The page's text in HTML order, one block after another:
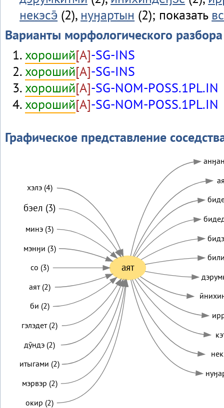
некэсэ̄ (2), нуӈартын (2); показать
Варианты морфологического разбора
хороший[A]-SG-INS
хороший[A]-SG-INS
хороший[A]-SG-NOM-POSS.1PL.IN
хороший[A]-SG-NOM-POSS.1PL.IN
Графическое представление
аят
хэлэ (4)
бэел (3)
минэ (3)
мэнӈи (3)
со (3)
аят (2)
би (2)
гэлэдет (2)
дӯндэ (2)
итыгами (2)
мэрвэр (2)
окир (2)